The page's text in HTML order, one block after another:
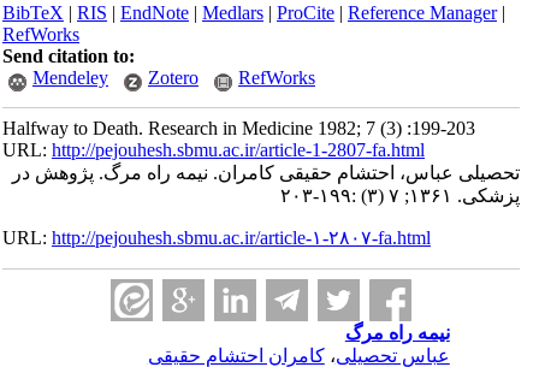
BibTeX|RIS|EndNote|Medlars|ProCite|Reference Manager
RefWorks
Send citation to:
Mendeley
Zotero RefWorks
Halfway to Death. Research in Medicine 1982; 7 (3) :199-203
URL:http://pejouhesh.sbmu.ac.ir/article-1-2807-fa.html
تحصیلی عباس، احتشام حقیقی کامران. نیمه راه مرگ. پژوهش در
پزشکی. ۱۳۶۱; ۷ (۳) :۱۹۹-۲۰۳
URL:http://pejouhesh.sbmu.ac.ir/article-۱-۲۸۰۷-fa.html
نیمه راه مرگ
عباس تحصیلی،کامران احتشام حقیقی